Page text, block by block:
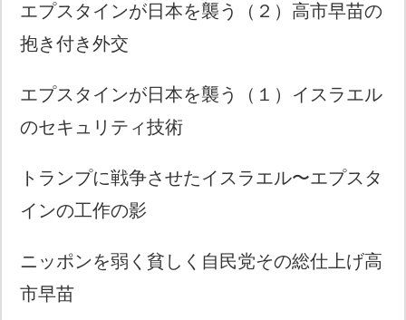
エプスタインが日本を襲う（２）高市早苗の
抱き付き外交
エプスタインが日本を襲う（１）イスラエル
のセキュリティ技術
トランプに戦争させたイスラエル〜エプスタ
インの工作の影
ニッポンを弱く貧しく自民党その総仕上げ高
市早苗